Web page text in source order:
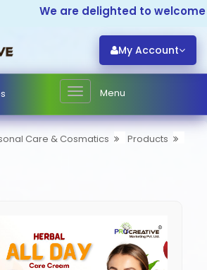
We are delighted to welcome
My Account
Menu
Care & Cosmatics
Products